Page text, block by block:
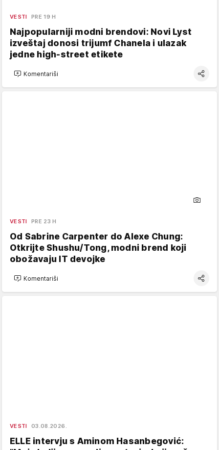
VESTI PRE 19 H
Najpopularniji modni brendovi: Novi Lyst
izveštaj donosi trijumf Chanela i ulazak
jedne high-street etikete
Komentariši
VESTI PRE 23 H
Od Sabrine Carpenter do Alexe Chung:
Otkrijte Shushu/Tong, modni brend koji
obožavaju IT devojke
Komentariši
VESTI 03.08.2026.
ELLE intervju s Aminom Hasanbegović: